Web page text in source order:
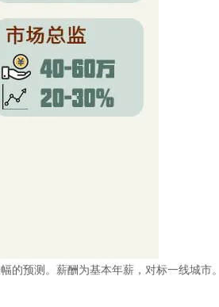
的预测。薪酬为基本年薪，对标一线城市。